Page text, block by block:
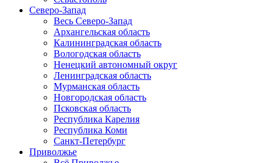
Северо-Запад
Весь Северо-Запад
Архангельская область
Калининградская область
Вологодская область
Ненецкий автономный округ
Ленинградская область
Мурманская область
Новгородская область
Псковская область
Республика Карелия
Республика Коми
Санкт-Петербург
Приволжье